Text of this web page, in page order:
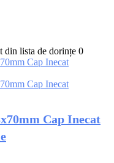
din lista de dorințe 0
Cap Inecat